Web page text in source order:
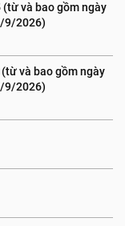
và bao gồm ngày
9/2026)
và bao gồm ngày
9/2026)